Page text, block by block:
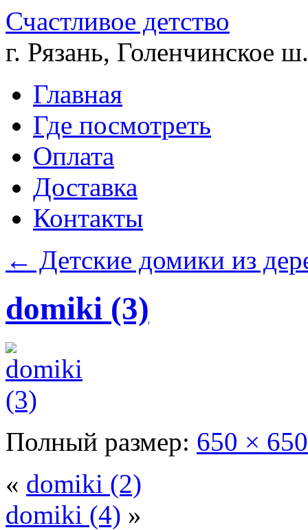
Счастливое детство
г. Рязань, Голенчинское
Главная
Где посмотреть
Оплата
Доставка
Контакты
← Детские домики из
domiki (3)
Полный размер: 650 × 650
« domiki (2)
domiki (4) »